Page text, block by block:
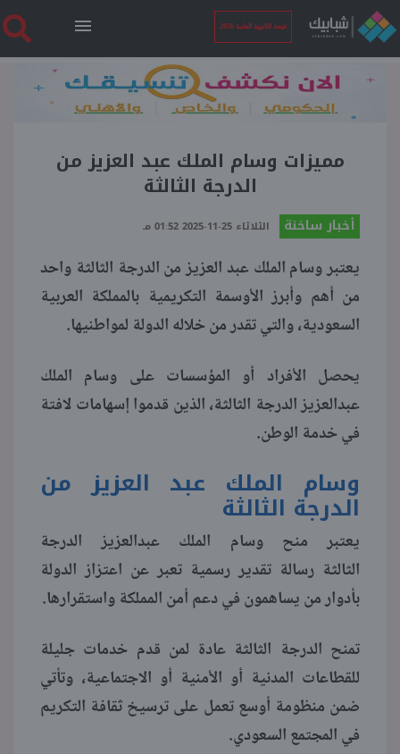
نتيجة الثانوية العامة 2026
الرئيسية
نتيجة الثانوية العامة 2026
فنجان قهوة
بوابة الطلبة
ملفات
مميزات وسام الملك عبد العزيز من
الدرجة الثالثة
أخبار ساخنة الثلاثاء 25-11-2025 01:52 مـ
يعتبر وسام الملك عبد العزيز من الدرجة الثالثة واحد
من أهم وأبرز الأوسمة التكريمية بالمملكة العربية
السعودية، والتي تقدر من خلاله الدولة لمواطنيها.
يحصل الأفراد أو المؤسسات على وسام الملك
عبدالعزيز الدرجة الثالثة، الذين قدموا إسهامات لافتة
في خدمة الوطن.
وسام الملك عبد العزيز من
الدرجة الثالثة
يعتبر منح وسام الملك عبدالعزيز الدرجة
الثالثة رسالة تقدير رسمية تعبر عن اعتزاز الدولة
بأدوار من يساهمون في دعم أمن المملكة واستقرارها.
تمنح الدرجة الثالثة عادة لمن قدم خدمات جليلة
للقطاعات المدنية أو الأمنية أو الاجتماعية، وتأتي
ضمن منظومة أوسع تعمل على ترسيخ ثقافة التكريم
في المجتمع السعودي.